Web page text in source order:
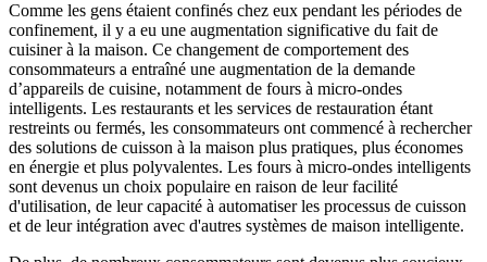
Comme les gens étaient confinés chez eux pendant les périodes de
confinement, il y a eu une augmentation significative du fait de
cuisiner à la maison. Ce changement de comportement des
consommateurs a entraîné une augmentation de la demande
d’appareils de cuisine, notamment de fours à micro-ondes
intelligents. Les restaurants et les services de restauration étant
restreints ou fermés, les consommateurs ont commencé à rechercher
des solutions de cuisson à la maison plus pratiques, plus économes
en énergie et plus polyvalentes. Les fours à micro-ondes intelligents
sont devenus un choix populaire en raison de leur facilité
d'utilisation, de leur capacité à automatiser les processus de cuisson
et de leur intégration avec d'autres systèmes de maison intelligente.